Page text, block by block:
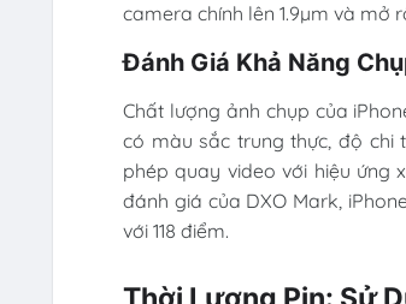
camera chính lên 1.9µm và mở
Đánh Giá Khả Năng
Chất lượng ảnh chụp của
có màu sắc trung thực, độ chi
phép quay video với hiệu ứng
đánh giá của DXO Mark,
với 118 điểm.